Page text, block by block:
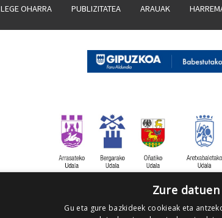
LEGE OHARRA PUBLIZITATEA ARAUAK
Zure
Gu eta gure bazkideek cookieak eta